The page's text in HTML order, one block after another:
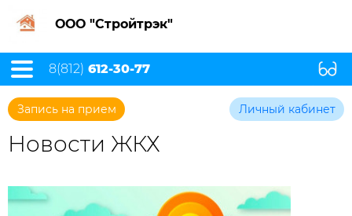
ООО "Стройтрэк"
8(812) 612-30-77
Запись на прием Личный кабинет
Новости ЖКХ